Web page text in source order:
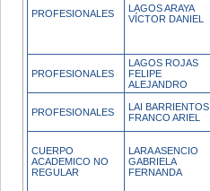
PROFESIONALES
LAGOS ARAYA
VÍCTOR DANIEL
PROFESIONALES
LAGOS ROJAS
FELIPE
ALEJANDRO
PROFESIONALES
LAI BARRIENTOS
FRANCO ARIEL
CUERPO
ACADEMICO NO
REGULAR
LARA ASENCIO
GABRIELA
FERNANDA